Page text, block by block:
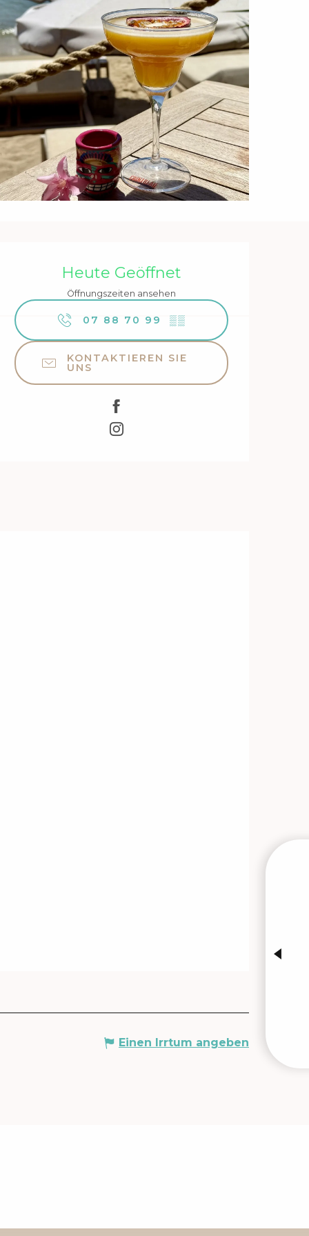
Öffnungszeiten &
Heute Geöffnet
Öffnungszeiten ansehen
07 88 70 99 ▒▒
KONTAKTIEREN SIE
UNS
Einen Irrtum angeben